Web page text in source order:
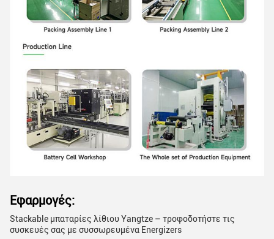
Εφαρμογές:
Stackable μπαταρίες λίθιου Yangtze – τροφοδοτήστε τις
συσκευές σας με συσσωρευμένα Energizers